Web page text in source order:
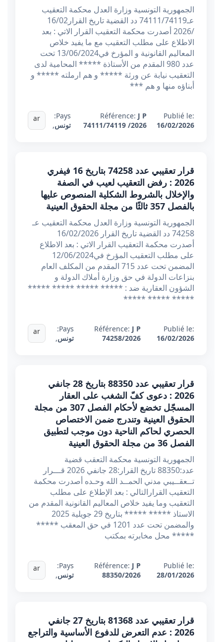
الجمهورية التونسية وزارة العدل محكمة التعقيب
عـ74111/74119 دد القضية تاريخ القرار16/02
/2026 أصدرت محكمة التعقيب القرار الاتي : بعد
الاطلاع على مطلب التعقيب مع ما يفيد خلاص
المعاليم القانونية و المؤرخ في13/06/2024 تحت
عدد 980 المقدم من الأستاذة ***** المحامية لدى
التعقيب نيابة عن ورثة ***** و هم ارملته ***** و
أبناؤه منها و هم ***
Publié le:
16/02/2026
Référence: J P
74111/74119 /2026
Pays:
تونس,
ar
قرار تعقيبي عدد 74258 بتاريخ 16 فيفري
2026 : رفض التعقيب لعيب في الصفة
والإخلال بالشروط الشكلية المنصوص عليها
بالفصل 357 ثالثًا من مجلة الحقوق العينية
الجمهورية التونسية وزارة العدل محكمة التعقيب عـ
أصدرت محكمة التعقيب القرار الاتي : بعد الاطلاع
على مطلب التعقيب المؤرخ في12/06/2024
المضمن تحت عدد 715 المقدم من المكلف العام
بنزاعات الدولة في حق وزارة أملاك الدولة و
الشؤون العقارية ضد : ***** ***** ***** *****
***** ***** *****
Publié le:
16/02/2026
Référence: J P
74258/2026
Pays:
تونس,
ar
قرار تعقيبي عدد 88350 بتاريخ 28 جانفي
2026 : دعوى كفّ الشغب على العقار
المسجّل تخضع لأحكام الفصل 307 من مجلة
الحقوق العينية وتندرج ضمن الاختصاص
الحصري لحاكم الناحية دون موجب لتطبيق
الفصل 36 من مجلة الحقوق العينية
الجمهورية التونسية محكمة التعقب قضية
عدد:88350 تاريخ القرار:28 جانفي 2026 قـــرار
تــعقــيبي مدني الحمــد الله وحـده أصدرت محكمة
التعقيب القرارالتالي : بعد الإطلاع على مطلب
التعقيب وما يفيد خلاص المعاليم القانونية المقدم من
الاستاذ ***** ***** بتاريخ 29 جويلية 2025
والمضمن تحت عدد 1201 في حق المعقب *****
***** محل مخابرته بمكتب
Publié le:
28/01/2026
Référence: J P
88350/2026
Pays:
تونس,
ar
قرار تعقيبي عدد 81368 بتاريخ 27 جانفي
2026 : عدم التعرض للدفوع الأساسية والتراجع